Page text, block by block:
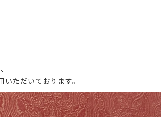
いただいております。